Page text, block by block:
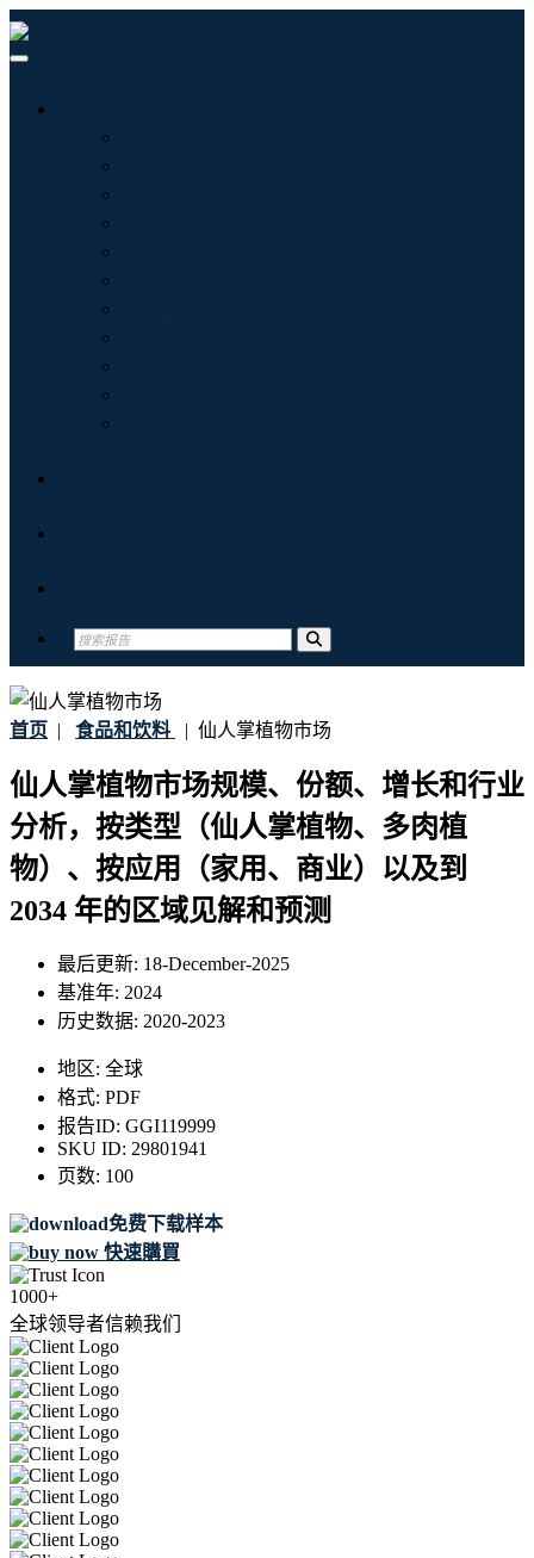
首页 | 食品和饮料 | 仙人掌植物市场
仙人掌植物市场规模、份额、增长和行业
分析，按类型（仙人掌植物、多肉植
物）、按应用（家用、商业）以及到
2034 年的区域见解和预测
最后更新: 18-December-2025
基准年: 2024
历史数据: 2020-2023
地区: 全球
格式: PDF
报告ID: GGI119999
SKU ID: 29801941
页数: 100
免费下载样本
快速購買
1000+
全球领导者信赖我们